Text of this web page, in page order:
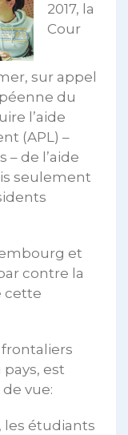
2017, la
Cour
sur appel
du
l’aide
(APL) –
– de l’aide
seulement
et
contre la
cette
est
vue:
étudiants